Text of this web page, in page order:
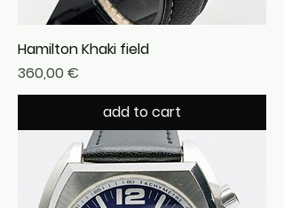
Hamilton Khaki field
Precio
360,00 €
add to cart